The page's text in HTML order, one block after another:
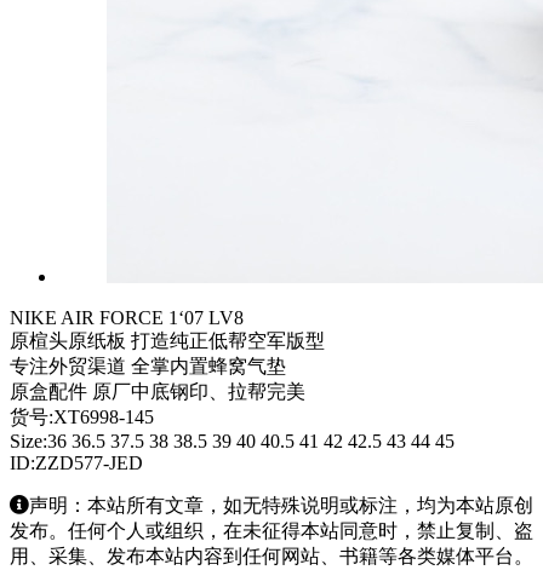
NIKE AIR FORCE 1‘07 LV8
原楦头原纸板 打造纯正低帮空军版型
专注外贸渠道 全掌内置蜂窝气垫
原盒配件 原厂中底钢印、拉帮完美
货号:XT6998-145
Size:36 36.5 37.5 38 38.5 39 40 40.5 41 42 42.5 43 44 45
ID:ZZD577-JED
声明：本站所有文章，如无特殊说明或标注，均为本站原创
发布。任何个人或组织，在未征得本站同意时，禁止复制、盗
用、采集、发布本站内容到任何网站、书籍等各类媒体平台。